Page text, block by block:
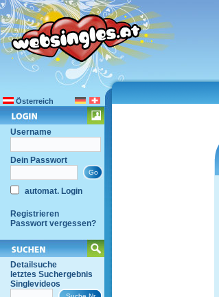
Österreich
Username
Dein Passwort
automat. Login
Registrieren
Passwort vergessen?
Detailsuche
letztes Suchergebnis
Singlevideos